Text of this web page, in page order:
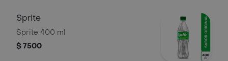
Sprite
Sprite 400 ml
$ 7500